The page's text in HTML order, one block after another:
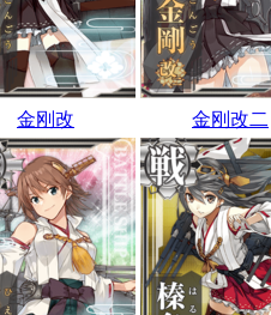
金刚改 金刚改二